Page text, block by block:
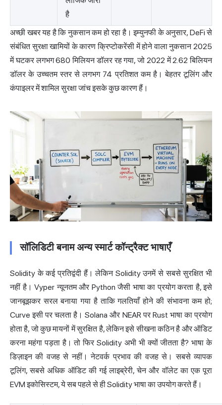
है
अच्छी खबर यह है कि नुकसान कम हो रहा है।इम्युनफीके अनुसार, DeFi से
संबंधित सुरक्षा खामियों के कारण क्रिप्टोकरेंसी में होने वाला नुकसान 2025
में घटकर लगभग 680 मिलियन डॉलर रह गया, जो 2022 में 2.62 बिलियन
डॉलर के उच्चतम स्तर से लगभग 74 प्रतिशत कम है। बेहतर टूलिंग और
कंपाइलर में शामिल सुरक्षा जांच इसके कुछ कारण हैं।
सॉलिडिटी बनाम अन्य स्मार्ट कॉन्ट्रैक्ट भाषाएँ
Solidity के कई प्रतिद्वंदी हैं। लेकिन Solidity उनमें से सबसे सुरक्षित भी
नहीं है। Vyper न्यूनतम और Python जैसी भाषा का प्रयोग करता है, इसे
जानबूझकर सरल बनाया गया है ताकि गलतियाँ होने की संभावना कम हो;
Curve इसी पर चलता है। Solana और NEAR पर Rust भाषा का प्रयोग
होता है, जो कुछ मायनों में सुरक्षित है, लेकिन इसे सीखना कठिन है और ऑडिट
करना महंगा पड़ता है। तो फिर Solidity अभी भी क्यों जीतता है? भाषा के
डिज़ाइन की वजह से नहीं। नेटवर्क प्रभाव की वजह से। सबसे व्यापक
टूलिंग, सबसे अधिक ऑडिट की गई लाइब्रेरी, चेन और वॉलेट का एक पूरा
EVM इकोसिस्टम, ये सब पहले से ही Solidity भाषा का उपयोग करते हैं।